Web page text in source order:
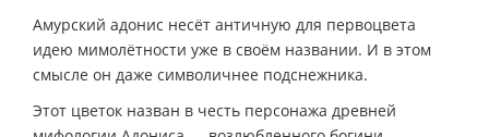
Амурский адонис несёт античную для первоцвета
идею мимолётности уже в своём названии. И в этом
смысле он даже символичнее подснежника.
Этот цветок назван в честь персонажа древней